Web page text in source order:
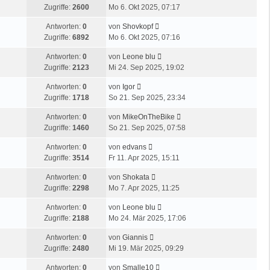
a
i
r
a
B
i
r
a
t
r
B
i
r
a
Zugriffe: 2600
e
z
t
r
B
i
r
a
Mo 6. Okt 2025, 07:17
Antworten: 0
Zugriffe: 6892
L
e
z
t
r
B
i
r
a
von Shovkopf
Mo 6. Okt 2025, 07:16
Antworten: 0
Zugriffe: 2123
L
e
z
t
r
B
i
r
a
von Leone blu
Mi 24. Sep 2025, 19:02
Antworten: 0
Zugriffe: 1718
L
e
z
t
r
B
i
r
a
von Igor
So 21. Sep 2025, 23:34
Antworten: 0
Zugriffe: 1460
L
e
z
t
r
B
i
r
a
von MikeOnTheBike
So 21. Sep 2025, 07:58
Antworten: 0
Zugriffe: 3514
L
e
z
t
r
B
i
r
von edvans
Fr 11. Apr 2025, 15:11
Antworten: 0
Zugriffe: 2298
L
e
z
t
r
B
von Shokata
Mo 7. Apr 2025, 11:25
Antworten: 0
Zugriffe: 2188
L
e
z
t
von Leone blu
Mo 24. Mär 2025, 17:06
Antworten: 0
Zugriffe: 2480
L
e
von Giannis
Mi 19. Mär 2025, 09:29
Antworten: 0
L
von Smalle10